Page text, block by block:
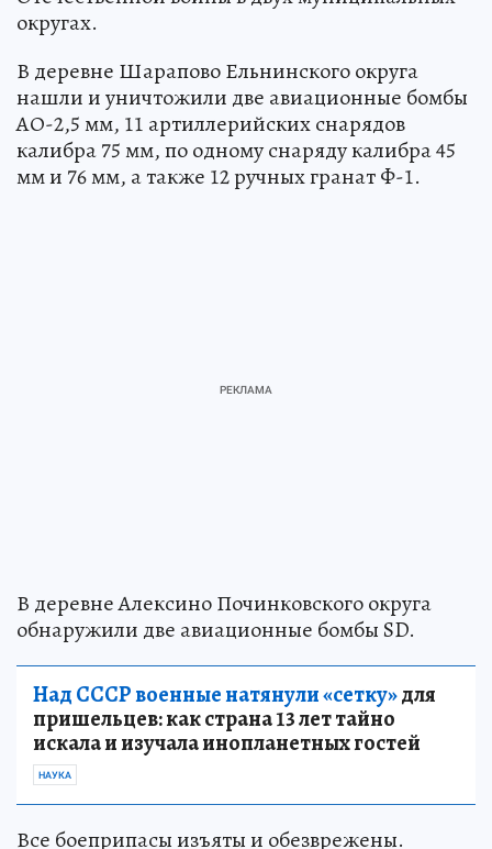
округах.
В деревне Шарапово Ельнинского округа
нашли и уничтожили две авиационные бомбы
АО-2,5 мм, 11 артиллерийских снарядов
калибра 75 мм, по одному снаряду калибра 45
мм и 76 мм, а также 12 ручных гранат Ф-1.
В деревне Алексино Починковского округа
обнаружили две авиационные бомбы SD.
Над СССР военные натянули «сетку»для
пришельцев: как страна 13 лет тайно
искала и изучала инопланетных гостей
НАУКА
Все боеприпасы изъяты и обезврежены.